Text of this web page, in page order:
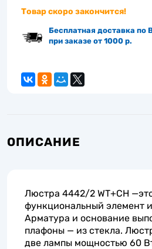
Товар скоро закончится!
Бесплатная доставка по
при заказе от 1000 р.
ОПИСАНИЕ
Люстра 4442/2 WT+CH
функциональный элемент
Арматура и основание
плафоны — из стекла.
две лампы мощностью 60